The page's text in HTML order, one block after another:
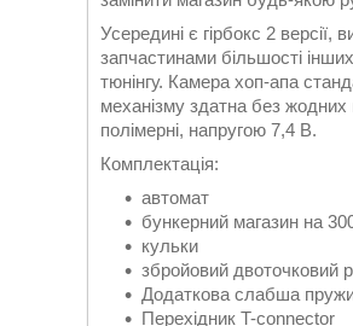
Усередині є гірбокс 2 версії,
запчастинами більшості
тюнінгу. Камера хоп-апа
механізму здатна без
полімерні, напругою 7,4 В.
Комплектація:
автомат
бункерний магазин на
кульки
збройовий двоточковий
Додаткова слабша
Перехідник T-connector